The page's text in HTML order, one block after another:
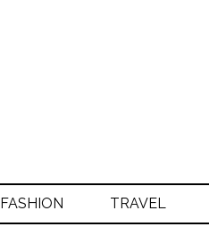
FASHION TRAVEL